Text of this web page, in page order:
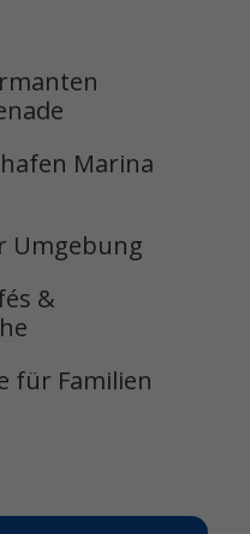
Marina
Umgebung
&
für Familien